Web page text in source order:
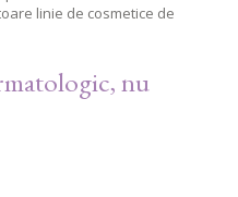
linie de cosmetice de
nu